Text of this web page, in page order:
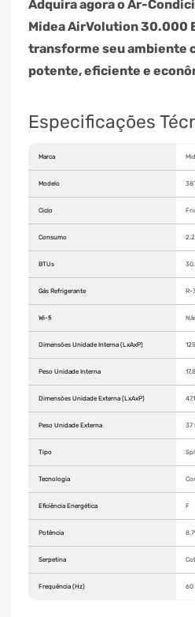
Adquira agora o Ar-
Midea AirVolution 30.000
transforme seu ambiente
potente, eficiente e
Especificações
Marca
Modelo
Ciclo
Consumo
BTUs
Gás Refrigerante R-
Wi-fi
Dimensões Unidade Interna (LxAxP)
Peso Unidade Interna
Dimensões Unidade Externa (LxAxP)
Peso Unidade Externa 37
Tipo
Tecnologia
Eficiência Energética F
Potência
Serpetina
Frequência (Hz) 60